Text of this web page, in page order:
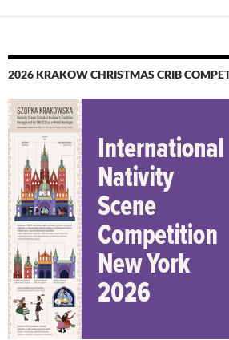
2026 KRAKOW CHRISTMAS CRIB